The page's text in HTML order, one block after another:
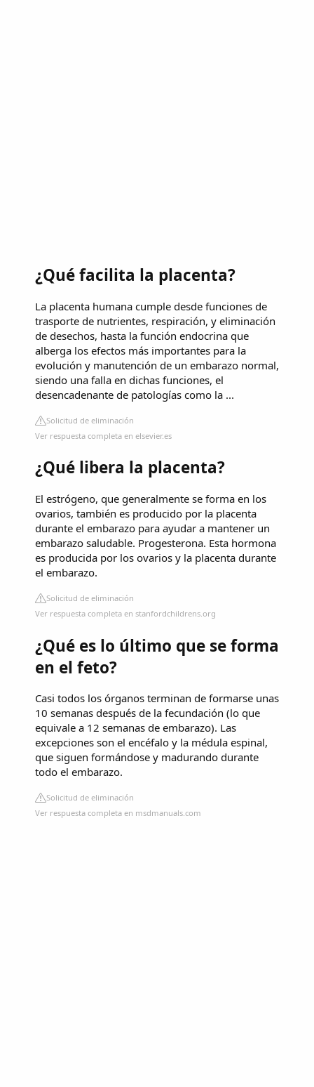
¿Qué facilita la placenta?
La placenta humana cumple desde funciones de
trasporte de nutrientes, respiración, y eliminación
de desechos, hasta la función endocrina que
alberga los efectos más importantes para la
evolución y manutención de un embarazo normal,
siendo una falla en dichas funciones, el
desencadenante de patologías como la ...
Solicitud de eliminación
Ver respuesta completa en elsevier.es
¿Qué libera la placenta?
El estrógeno, que generalmente se forma en los
ovarios, también es producido por la placenta
durante el embarazo para ayudar a mantener un
embarazo saludable. Progesterona. Esta hormona
es producida por los ovarios y la placenta durante
el embarazo.
Solicitud de eliminación
Ver respuesta completa en stanfordchildrens.org
¿Qué es lo último que se forma
en el feto?
Casi todos los órganos terminan de formarse unas
10 semanas después de la fecundación (lo que
equivale a 12 semanas de embarazo). Las
excepciones son el encéfalo y la médula espinal,
que siguen formándose y madurando durante
todo el embarazo.
Solicitud de eliminación
Ver respuesta completa en msdmanuals.com